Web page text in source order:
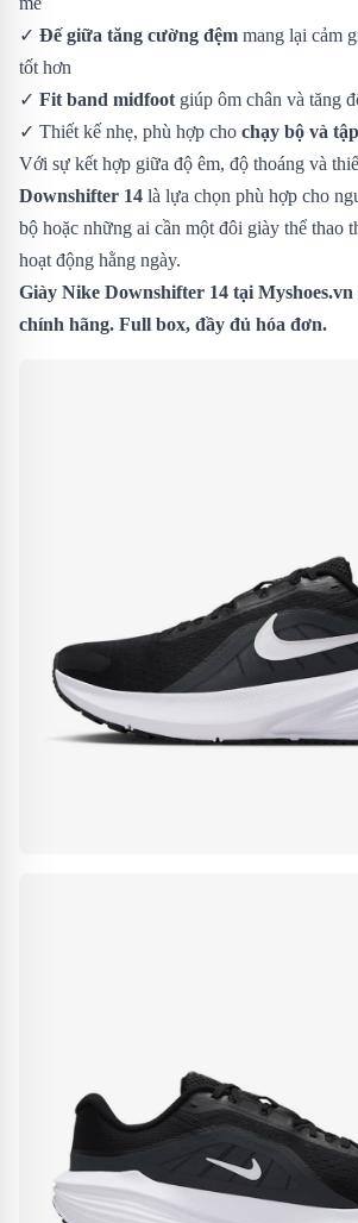
✓ Đế giữa tăng cường đệm mang lại cảm
tốt hơn
✓ Fit band midfoot giúp ôm chân và tăng
✓ Thiết kế nhẹ, phù hợp cho chạy bộ và
Với sự kết hợp giữa độ êm, độ thoáng và
Downshifter 14 là lựa chọn phù hợp cho
bộ hoặc những ai cần một đôi giày thể thao
hoạt động hằng ngày.
Giày Nike Downshifter 14 tại
chính hãng. Full box, đầy đủ hóa đơn.